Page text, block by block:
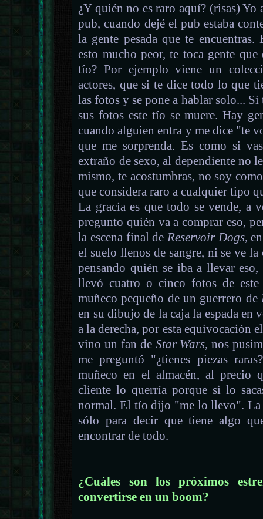
¿Y quién no es raro aquí? (risas) Yo
pub, cuando dejé el pub estaba
la gente pesada que te
esto mucho peor, te toca gente
tío? Por ejemplo viene un
actores, que si te dice todo lo que
las fotos y se pone a hablar solo... Si
sus fotos este tío se muere. Hay
cuando alguien entra y me dice "te
que me sorprenda. Es como si
extraño de sexo, al dependiente no
mismo, te acostumbras, no soy
que considera raro a cualquier tipo
La gracia es que todo se vende, a
pregunto quién va a comprar eso,
la escena final de Reservoir Dogs,
el suelo llenos de sangre, ni se ve
pensando quién se iba a llevar
llevó cuatro o cinco fotos de
muñeco pequeño de un guerrero de
en su dibujo de la caja la espada en
a la derecha, por esta equivocación
vino un fan de Star Wars, nos
me preguntó "¿tienes piezas
muñeco en el almacén, al precio
cliente lo querría porque si lo
normal. El tío dijo "me lo llevo". La
sólo para decir que tiene algo
encontrar de todo.
¿Cuáles son los próximos
convertirse en un boom?